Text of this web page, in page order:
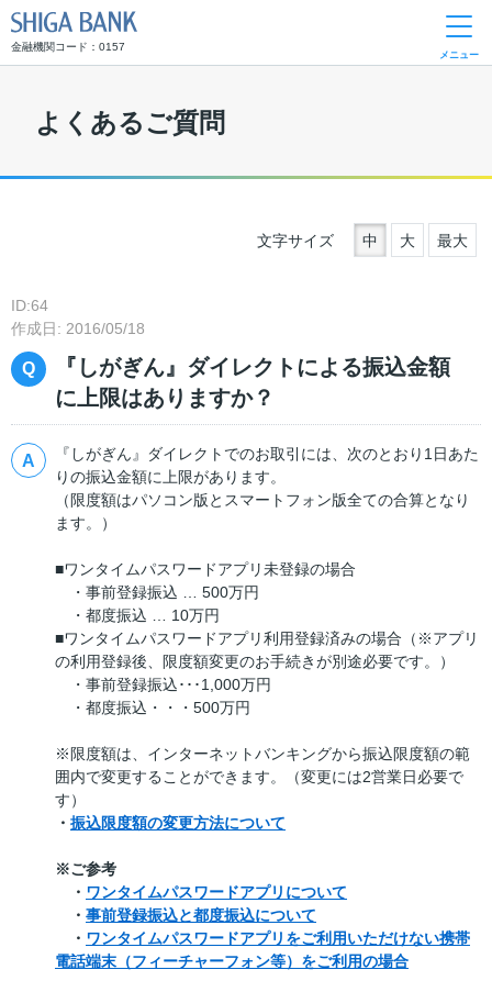
金融機関コード：0157
メニュー
よくあるご質問
文字サイズ 中 大 最大
ID:64
作成日: 2016/05/18
『しがぎん』ダイレクトによる振込金額
に上限はありますか？
『しがぎん』ダイレクトでのお取引には、次のとおり1日あた
りの振込金額に上限があります。
（限度額はパソコン版とスマートフォン版全ての合算となり
ます。）
■ワンタイムパスワードアプリ未登録の場合
・事前登録振込 … 500万円
・都度振込 … 10万円
■ワンタイムパスワードアプリ利用登録済みの場合（※アプリ
の利用登録後、限度額変更のお手続きが別途必要です。）
・事前登録振込･･･1,000万円
・都度振込・・・500万円
※限度額は、インターネットバンキングから振込限度額の範
囲内で変更することができます。（変更には2営業日必要で
す）
・ 振込限度額の変更方法について
※ご参考
・ ワンタイムパスワードアプリについて
・ 事前登録振込と都度振込について
・ ワンタイムパスワードアプリをご利用いただけない携帯
電話端末（フィーチャーフォン等）をご利用の場合